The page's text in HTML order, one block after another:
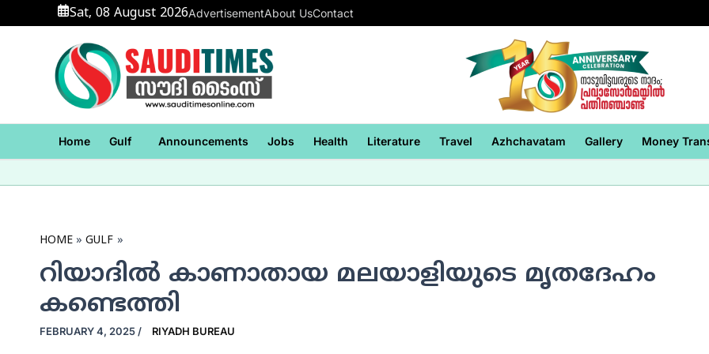
to
Sat, 08 August 2026AdvertisementAbout UsContact
Home Gulf Announcements Jobs Health Literature Travel Azhchavatam Gallery Money
HOME GULF
റിയാദില്‍ കാണാതായ മലയാളിയുടെ മൃതദേഹം
കണ്ടെത്തി
FEBRUARY 4, 2025 / RIYADH BUREAU